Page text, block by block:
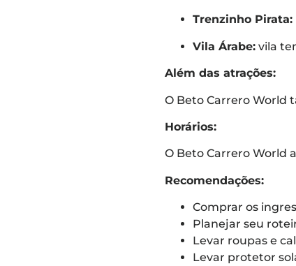
Trenzinho Pirata:
Vila Árabe:vila
Além das atrações:
O Beto Carrero World
Horários:
O Beto Carrero World
Recomendações:
Comprar os
Planejar seu
Levar roupas e
Levar protetor